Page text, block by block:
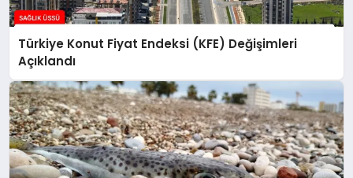
Türkiye Konut Fiyat Endeksi (KFE) Değişimleri
Açıklandı